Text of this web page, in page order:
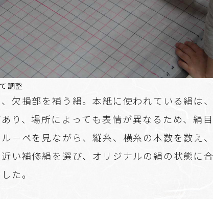
調整
欠損部を補う絹。本紙に使われている絹は
り、場所によっても表情が異なるため、絹
ーペを見ながら、縦糸、横糸の本数を数え
い補修絹を選び、オリジナルの絹の状態に
た。